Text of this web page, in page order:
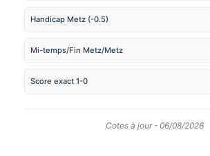
Handicap Metz (-0.5)
Mi-temps/Fin Metz/Metz
Score exact 1-0
Cotes à jour - 06/08/2026